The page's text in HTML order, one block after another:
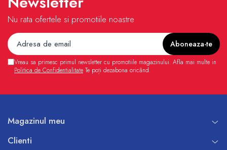
Nu rata ofertele si promotiile noastre
Vreau sa primesc primul newsletter cu promotiile magazinului. Afla mai multe in
Politica de Confidentialitate Te poți dezabona oricând.
Magazinul meu
Clienti